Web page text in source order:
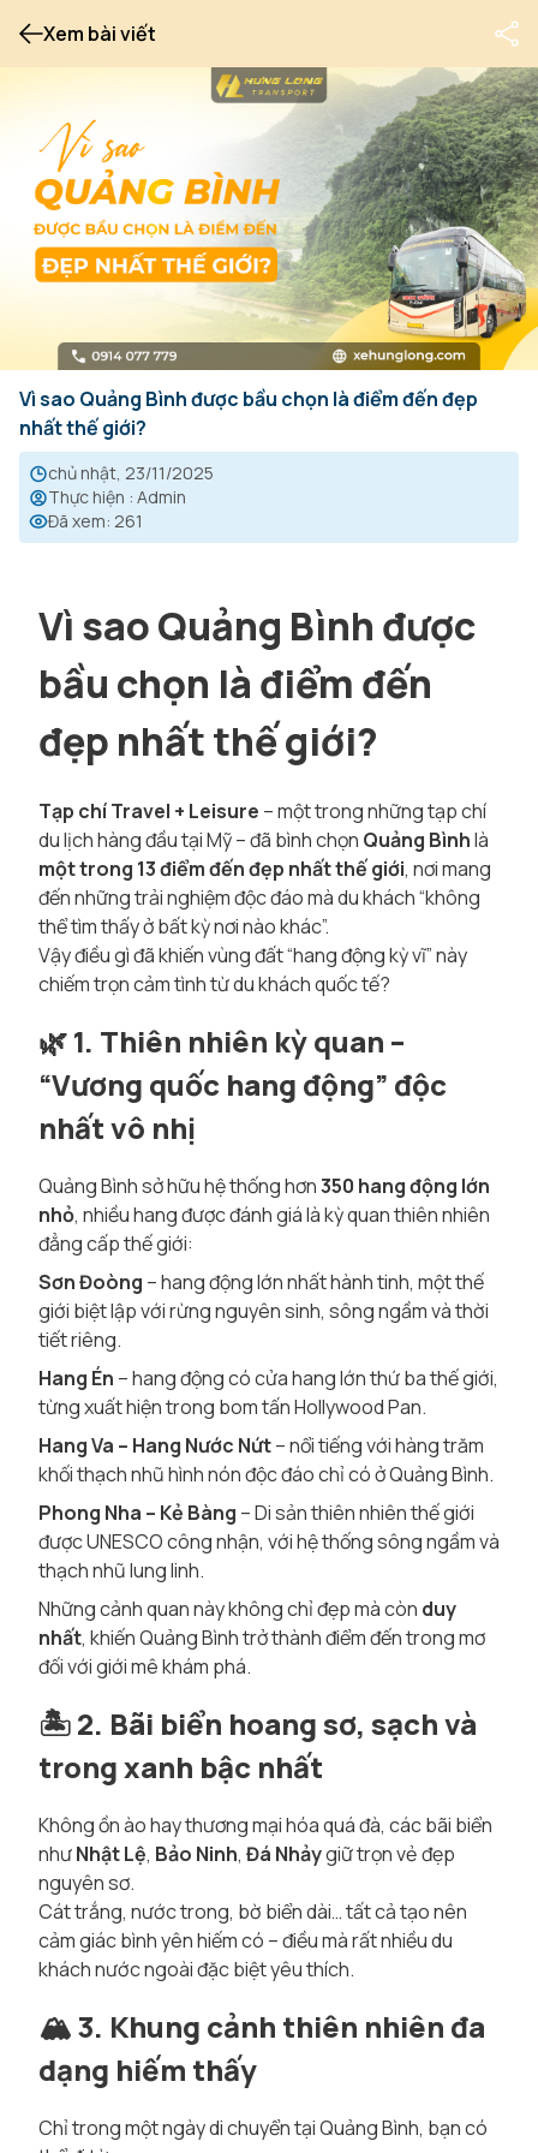
Xem bài viết
Vì sao Quảng Bình được bầu chọn là điểm đến đẹp
nhất thế giới?
chủ nhật, 23/11/2025
Thực hiện : Admin
Đã xem: 261
Vì sao Quảng Bình được
bầu chọn là điểm đến
đẹp nhất thế giới?
Tạp chí Travel + Leisure – một trong những tạp chí
du lịch hàng đầu tại Mỹ – đã bình chọn Quảng Bìnhlà
một trong 13 điểm đến đẹp nhất thế giới, nơi mang
đến những trải nghiệm độc đáo mà du khách “không
thể tìm thấy ở bất kỳ nơi nào khác”.
Vậy điều gì đã khiến vùng đất “hang động kỳ vĩ” này
chiếm trọn cảm tình từ du khách quốc tế?
🌿1. Thiên nhiên kỳ quan –
“Vương quốc hang động” độc
nhất vô nhị
Quảng Bình sở hữu hệ thống hơn350 hang động lớn
nhỏ, nhiều hang được đánh giá làkỳ quan thiên nhiên
đẳng cấp thế giới:
Sơn Đoòng – hang động lớn nhất hành tinh, một thế
giới biệt lập với rừng nguyên sinh, sông ngầm và thời
tiết riêng.
Hang Én – hang động có cửa hang lớn thứ ba thế giới,
từng xuất hiện trong bom tấn HollywoodPan.
Hang Va – Hang Nước Nứt– nổi tiếng với hàng trăm
khối thạch nhũ hình nón độc đáo chỉ có ở Quảng Bình.
Phong Nha – Kẻ Bàng – Di sản thiên nhiên thế giới
được UNESCO công nhận, với hệ thống sông ngầm và
thạch nhũ lung linh.
Những cảnh quan này không chỉ đẹp mà còn duy
nhất, khiến Quảng Bình trở thành điểm đến trong mơ
đối với giới mê khám phá.
🏝️2. Bãi biển hoang sơ, sạch và
trong xanh bậc nhất
Không ồn ào hay thương mại hóa quá đà, các bãi biển
nhưNhật Lệ, Bảo Ninh, Đá Nhảygiữ trọn vẻ đẹp
nguyên sơ.
Cát trắng, nước trong, bờ biển dài… tất cả tạo nên
cảm giác bình yên hiếm có – điều mà rất nhiều du
khách nước ngoài đặc biệt yêu thích.
🏔️3. Khung cảnh thiên nhiên đa
dạng hiếm thấy
Chỉ trong một ngày di chuyển tại Quảng Bình, bạn có